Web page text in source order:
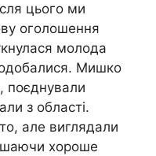
цього ми
оголошення
молода
Мишко
поєднували
з області.
але виглядали
хороше